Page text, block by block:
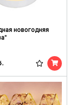
новогодняя